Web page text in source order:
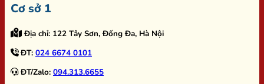
Cơ sở 1
Địa chỉ: 122 Tây Sơn, Đống Đa, Hà Nội
ĐT: 024 6674 0101
ĐT/Zalo: 094.313.6655